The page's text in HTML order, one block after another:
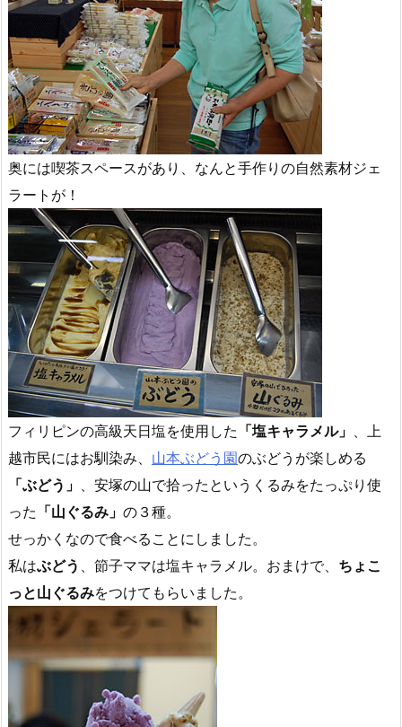
奥には喫茶スペースがあり、なんと手作りの自然素材ジェ
ラートが！
フィリピンの高級天日塩を使用した 「塩キャラメル」 、上
越市民にはお馴染み、 山本ぶどう園のぶどうが楽しめる
「ぶどう」 、安塚の山で拾ったというくるみをたっぷり使
った 「山ぐるみ」 の３種。
せっかくなので食べることにしました。
私はぶどう 、節子ママは塩キャラメル。おまけで、 ちょこ
っと山ぐるみをつけてもらいました。